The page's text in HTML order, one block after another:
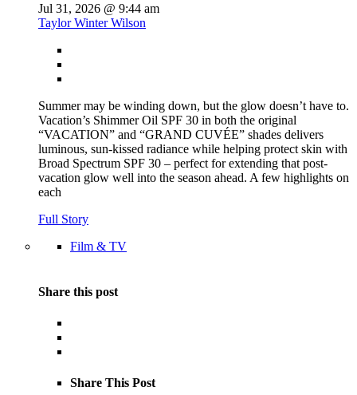
Jul 31, 2026 @ 9:44 am
Taylor Winter Wilson
Summer may be winding down, but the glow doesn’t have to.
Vacation’s Shimmer Oil SPF 30 in both the original
“VACATION” and “GRAND CUVÉE” shades delivers
luminous, sun-kissed radiance while helping protect skin with
Broad Spectrum SPF 30 – perfect for extending that post-
vacation glow well into the season ahead. A few highlights on
each
Full Story
Film & TV
Share this post
Share This Post